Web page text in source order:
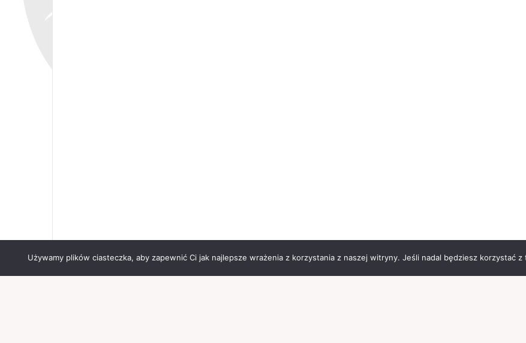
Używamy plików ciasteczka, aby zapewnić Ci jak najlepsze wrażenia z korzystania z naszej witryny. Jeśli nadal będziesz korzystać